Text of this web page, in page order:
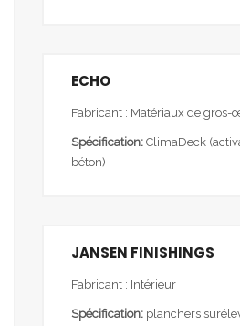
ECHO
Fabricant : Matériaux de gros-
Spécification: ClimaDeck
béton)
JANSEN FINISHINGS
Fabricant : Intérieur
Spécification: planchers